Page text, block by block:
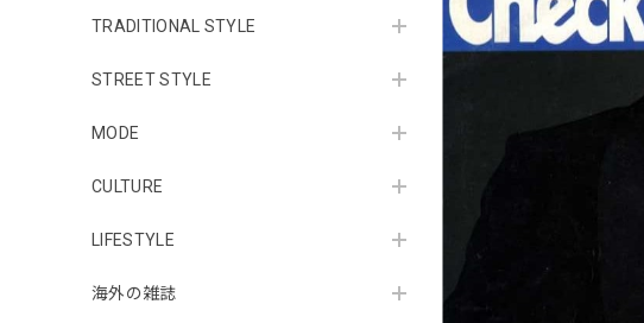
TRADITIONAL STYLE
STREET STYLE
MODE
CULTURE
LIFESTYLE
海外の雑誌